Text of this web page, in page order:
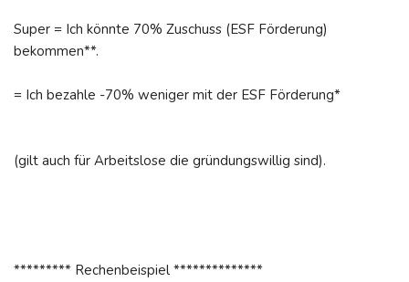
Super = Ich könnte 70% Zuschuss (ESF Förderung)
bekommen**.
= Ich bezahle -70% weniger mit der ESF Förderung*
(gilt auch für Arbeitslose die gründungswillig sind).
********* Rechenbeispiel **************